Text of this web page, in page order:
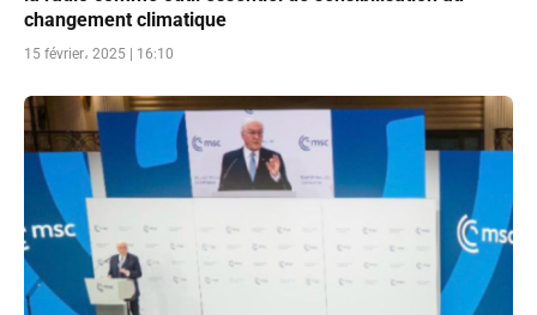
changement climatique
15 février، 2025 | 16:10